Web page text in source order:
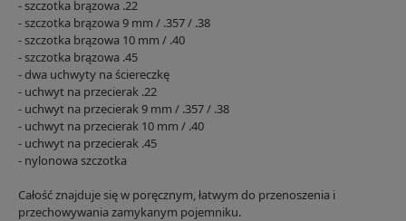
- szczotka brązowa .22
- szczotka brązowa 9 mm / .357 / .38
- szczotka brązowa 10 mm / .40
- szczotka brązowa .45
- dwa uchwyty na ściereczkę
- uchwyt na przecierak .22
- uchwyt na przecierak 9 mm / .357 / .38
- uchwyt na przecierak 10 mm / .40
- uchwyt na przecierak .45
- nylonowa szczotka
Całość znajduje się w poręcznym, łatwym do przenoszenia i
przechowywania zamykanym pojemniku.